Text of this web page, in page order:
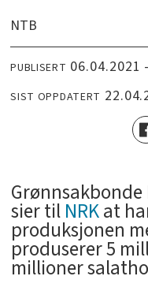
NTB
PUBLISERT 06.04.2021
SIST OPPDATERT
Grønnsakbonde
sier tilNRKat
produksjonen
produserer 5
millioner